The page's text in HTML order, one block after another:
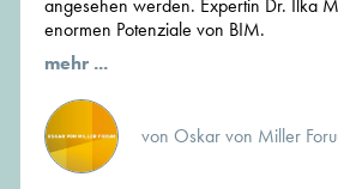
angesehen werden. Expertin Dr. Ilka
enormen Potenziale von BIM.
mehr ...
von Oskar von Miller